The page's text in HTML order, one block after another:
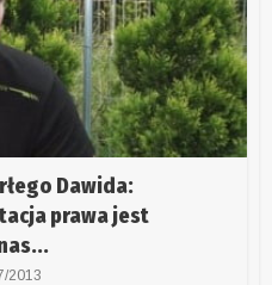
Dawida:
prawa jest
2013